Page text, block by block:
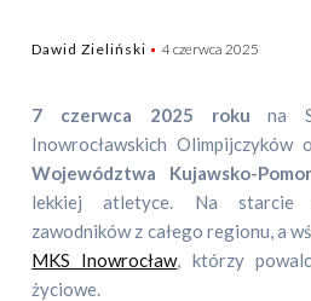
Dawid Zieliński 4 czerwca 2025
7 czerwca 2025 roku na
Inowrocławskich Olimpijczyków
Województwa Kujawsko-
lekkiej atletyce. Na starcie
zawodników z całego regionu, a
MKS Inowrocław, którzy
życiowe.